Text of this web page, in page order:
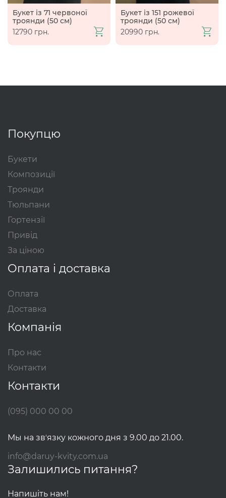
Букет із 71 червоної
троянди (50 см)
12790 грн.
Букет із 151 рожевої
троянди (50 см)
20990 грн.
Покупцю
Букети
Композиції
Троянди
Тюльпани
Гортензії
Привід
За ціною
Оплата і доставка
Оплата
Доставка
Компанія
Про нас
Контакти
Контакти
(095) 000 00 00
Мы на звʼязку кожного дня з 9.00 до 21.00.
info@daruy-kvity.com.ua
Залишились питання?
Напишіть нам!